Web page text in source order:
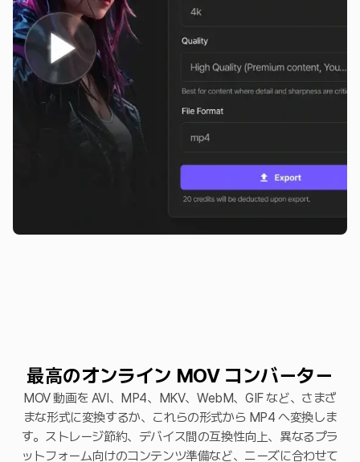
最高のオンライン MOV コンバーター
MOV 動画を AVI、MP4、MKV、WebM、GIF など、さまざ
まな形式に変換するか、これらの形式から MP4 へ変換しま
す。ストレージ節約、デバイス間の互換性向上、異なるプラ
ットフォーム向けのコンテンツ準備など、ニーズに合わせて